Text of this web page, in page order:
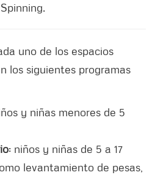
uno de los espacios
los siguientes programas
y niñas menores de 5
: niños y niñas de 5 a 17
levantamiento de pesas,